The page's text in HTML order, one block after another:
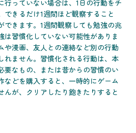
行っていない場合は、1日の行動をチ
できるだけ1週間ほど観察すること
できます。1週間観察しても勉強の兆
は習慣化していない可能性がありま
や漫画、友人との連絡など別の行動
れません。習慣化される行動は、本
要なもの、または昔からの習慣のい
などを購入すると、一時的にゲーム
んが、クリアしたり飽きたりすると